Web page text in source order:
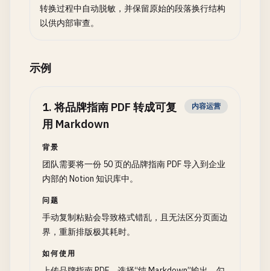
转换过程中自动脱敏，并保留原始的段落换行结构
以供内部审查。
示例
1. 将品牌指南 PDF 转成可复
用 Markdown
内容运营
背景
团队需要将一份 50 页的品牌指南 PDF 导入到企业
内部的 Notion 知识库中。
问题
手动复制粘贴会导致格式错乱，且无法区分页面边
界，重新排版极其耗时。
如何使用